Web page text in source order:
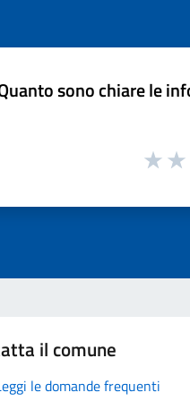
sono chiare le
il comune
le domande frequenti